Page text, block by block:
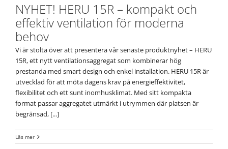
NYHET! HERU 15R – kompakt och
effektiv ventilation för moderna
behov
Vi är stolta över att presentera vår senaste produktnyhet – HERU
15R, ett nytt ventilationsaggregat som kombinerar hög
prestanda med smart design och enkel installation. HERU 15R är
utvecklad för att möta dagens krav på energieffektivitet,
flexibilitet och ett sunt inomhusklimat. Med sitt kompakta
format passar aggregatet utmärkt i utrymmen där platsen är
begränsad, [...]
Läs mer